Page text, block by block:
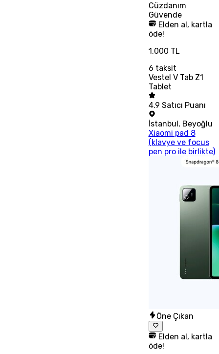
Cüzdanım
Güvende
Elden al, kartla
öde!
1.000 TL
6 taksit
Vestel V Tab Z1
Tablet
4.9 Satıcı Puanı
İstanbul, Beyoğlu
Xiaomi pad 8
(klavye ve focus
pen pro ile birlikte)
Öne Çıkan
Elden al, kartla
öde!